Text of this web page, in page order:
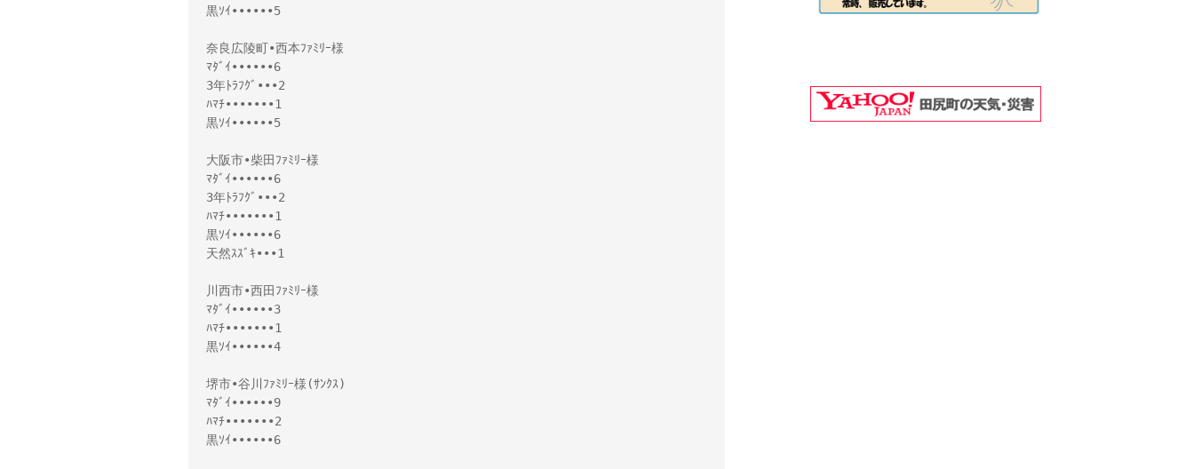
黒ｿｲ••••••5
奈良広陵町•西本ﾌｧﾐﾘｰ様
ﾏﾀﾞｲ••••••6
3年ﾄﾗﾌｸﾞ•••2
ﾊﾏﾁ•••••••1
黒ｿｲ••••••5
大阪市•柴田ﾌｧﾐﾘｰ様
ﾏﾀﾞｲ••••••6
3年ﾄﾗﾌｸﾞ•••2
ﾊﾏﾁ•••••••1
黒ｿｲ••••••6
天然ｽｽﾞｷ•••1
川西市•西田ﾌｧﾐﾘｰ様
ﾏﾀﾞｲ••••••3
ﾊﾏﾁ•••••••1
黒ｿｲ••••••4
堺市•谷川ﾌｧﾐﾘｰ様(ｻﾝｸｽ)
ﾏﾀﾞｲ••••••9
ﾊﾏﾁ•••••••2
黒ｿｲ••••••6